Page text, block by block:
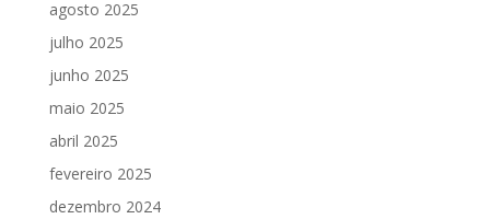
agosto 2025
julho 2025
junho 2025
maio 2025
abril 2025
fevereiro 2025
dezembro 2024